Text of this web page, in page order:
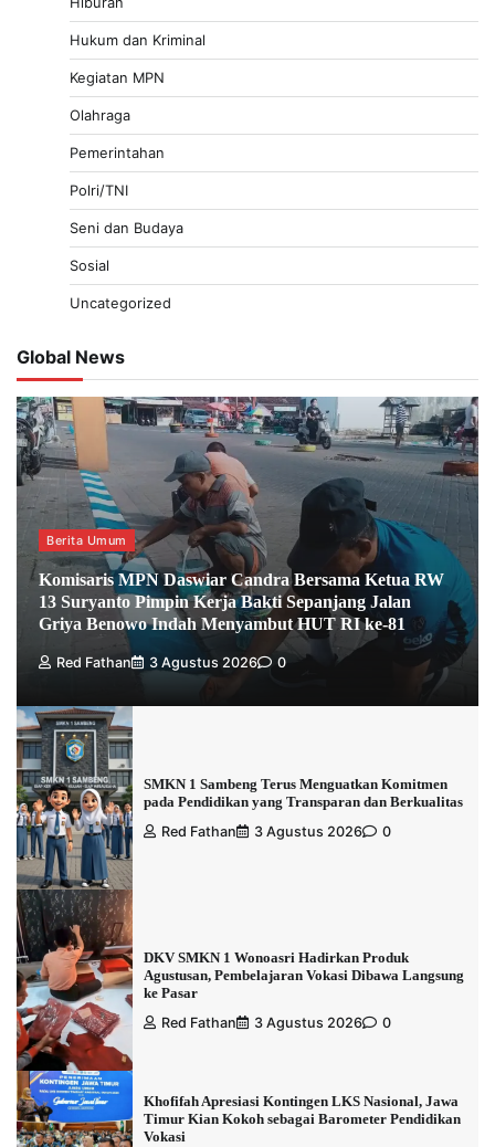
Hukum dan Kriminal
Kegiatan MPN
Olahraga
Pemerintahan
Polri/TNI
Seni dan Budaya
Sosial
Uncategorized
Global News
Berita Umum
Komisaris MPN Daswiar Candra Bersama Ketua RW
13 Suryanto Pimpin Kerja Bakti Sepanjang Jalan
Griya Benowo Indah Menyambut HUT RI ke-81
Red Fathan 3 Agustus 2026 0
SMKN 1 Sambeng Terus Menguatkan Komitmen
pada Pendidikan yang Transparan dan Berkualitas
Red Fathan
3 Agustus 2026 0
DKV SMKN 1 Wonoasri Hadirkan Produk
Agustusan, Pembelajaran Vokasi Dibawa Langsung
ke Pasar
Red Fathan
3 Agustus 2026 0
Khofifah Apresiasi Kontingen LKS Nasional, Jawa
Timur Kian Kokoh sebagai Barometer Pendidikan
Vokasi